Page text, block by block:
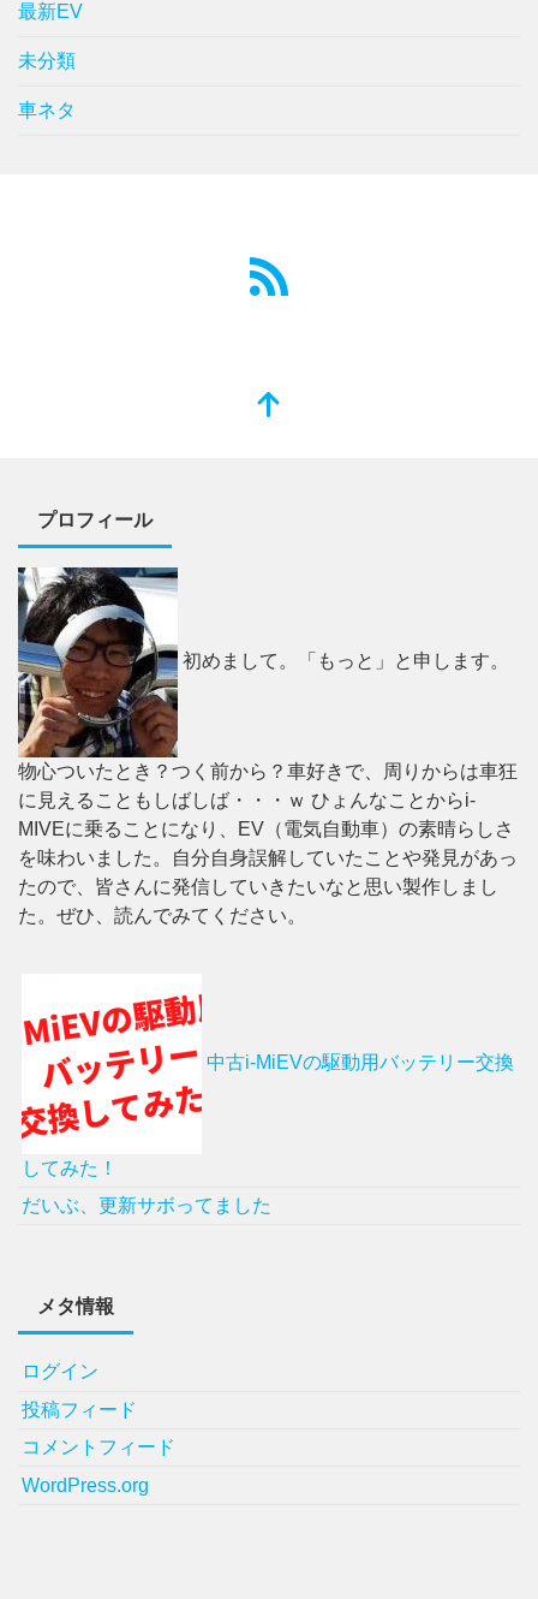
最新EV
未分類
車ネタ
プロフィール
初めまして。「もっと」と申します。
物心ついたとき？つく前から？車好きで、周りからは車狂
に見えることもしばしば・・・ｗ ひょんなことからi-
MIVEに乗ることになり、EV（電気自動車）の素晴らしさ
を味わいました。自分自身誤解していたことや発見があっ
たので、皆さんに発信していきたいなと思い製作しまし
た。ぜひ、読んでみてください。
中古i-MiEVの駆動用バッテリー交換
してみた！
だいぶ、更新サボってました
メタ情報
ログイン
投稿フィード
コメントフィード
WordPress.org